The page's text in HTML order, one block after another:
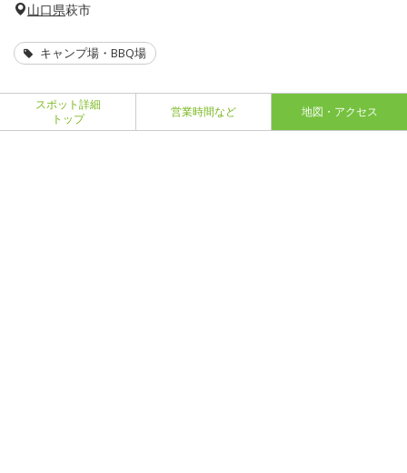
山口県萩市
キャンプ場・BBQ場
スポット詳細
トップ
営業時間など 地図・アクセス